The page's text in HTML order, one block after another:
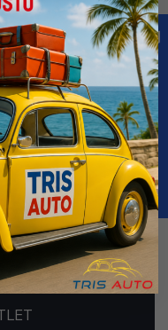
Auchan - 74121